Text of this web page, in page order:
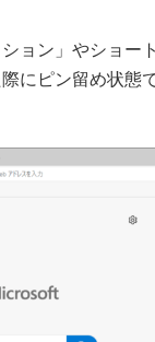
ョン」やショー
にピン留め状態